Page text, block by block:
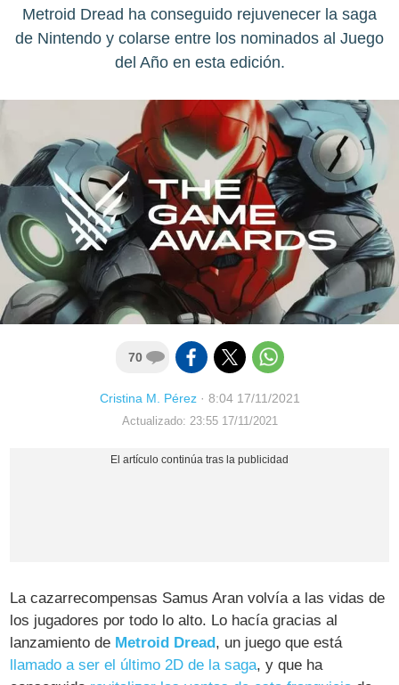
Metroid Dread ha conseguido rejuvenecer la saga
de Nintendo y colarse entre los nominados al Juego
del Año en esta edición.
70
Cristina M. Pérez· 8:04 17/11/2021
Actualizado: 23:55 17/11/2021
La cazarrecompensas Samus Aran volvía a las vidas de
los jugadores por todo lo alto. Lo hacía gracias al
lanzamiento de Metroid Dread, un juego que está
llamado a ser el último 2D de la saga, y que ha